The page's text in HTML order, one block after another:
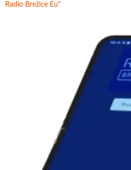
Radio Brežice Eu"